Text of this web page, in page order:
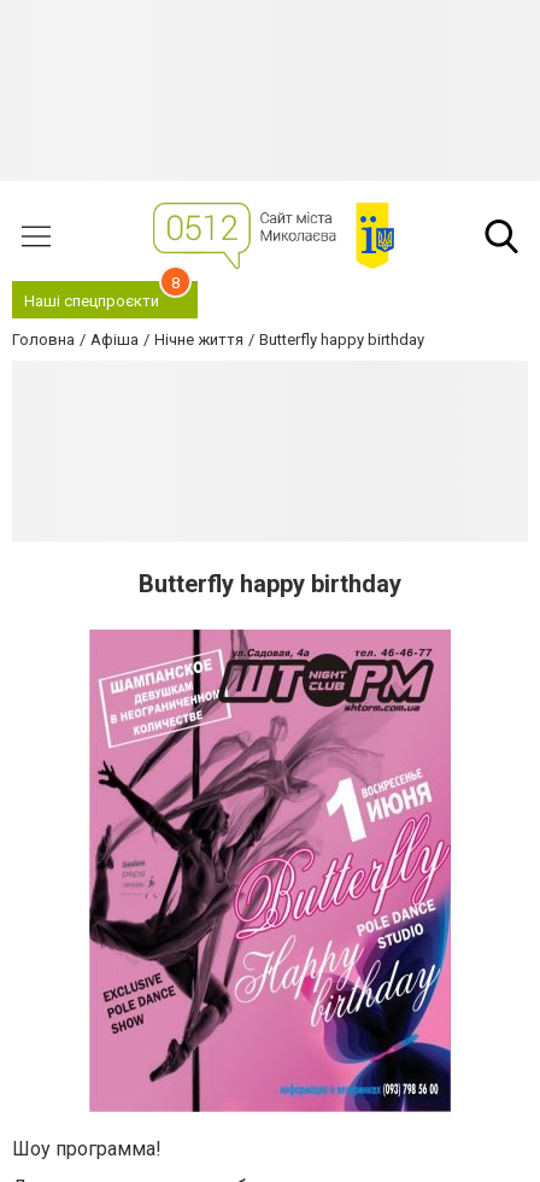
Наші спецпроєкти
8
Головна Афіша Нічне життя Butterfly happy birthday
Butterfly happy birthday
Шоу программа!